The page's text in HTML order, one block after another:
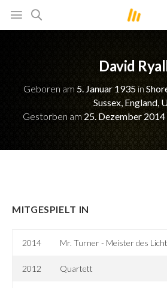
David
Geboren am 5. Januar 1935 in
Sussex, England,
Gestorben am 25. Dezember 2014
MITGESPIELT IN
2014 Mr. Turner - Meister des
2012 Quartett